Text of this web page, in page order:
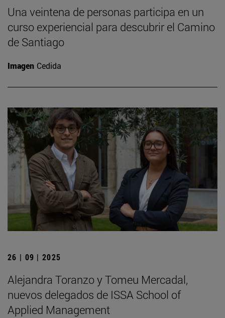
Una veintena de personas participa en un
curso experiencial para descubrir el Camino
de Santiago
Imagen Cedida
26 | 09 | 2025
Alejandra Toranzo y Tomeu Mercadal,
nuevos delegados de ISSA School of
Applied Management